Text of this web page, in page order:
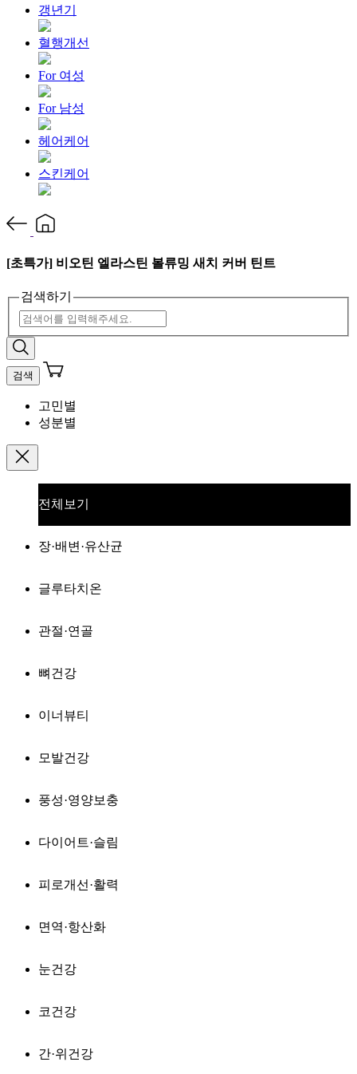
갱년기
혈행개선
For 여성
For 남성
헤어케어
스킨케어
[초특가] 비오틴 엘라스틴 볼류밍 새치 커버 틴트
검색하기
검색
고민별
성분별
전체보기
장·배변·유산균
글루타치온
관절·연골
뼈건강
이너뷰티
모발건강
풍성·영양보충
다이어트·슬림
피로개선·활력
면역·항산화
눈건강
코건강
간·위건강